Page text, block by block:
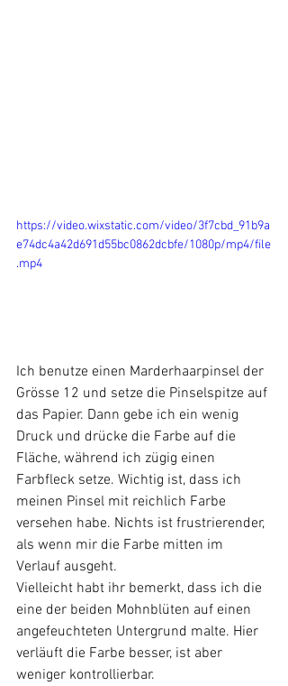
https://video.wixstatic.com/video/3f7cbd_91b9a
e74dc4a42d691d55bc0862dcbfe/1080p/mp4/file
.mp4
Ich benutze einen Marderhaarpinsel der
Grösse 12 und setze die Pinselspitze auf
das Papier. Dann gebe ich ein wenig
Druck und drücke die Farbe auf die
Fläche, während ich zügig einen
Farbfleck setze. Wichtig ist, dass ich
meinen Pinsel mit reichlich Farbe
versehen habe. Nichts ist frustrierender,
als wenn mir die Farbe mitten im
Verlauf ausgeht.
Vielleicht habt ihr bemerkt, dass ich die
eine der beiden Mohnblüten auf einen
angefeuchteten Untergrund malte. Hier
verläuft die Farbe besser, ist aber
weniger kontrollierbar.